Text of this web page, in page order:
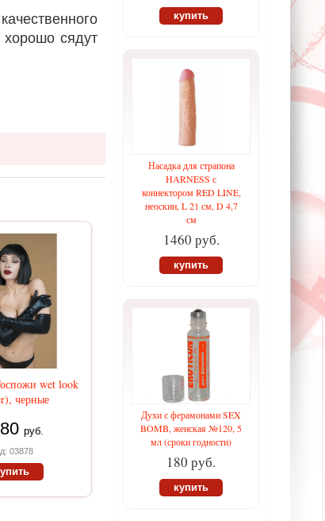
сядут
wet look
черные
руб.
03878
купить
Насадка для страпона
HARNESS с
коннектором RED LINE,
неоскин, L 21 см, D 4,7
см
1460 руб.
купить
Духи с ферамонами SEX
BOMB, женская №120, 5
мл (сроки годности)
180 руб.
купить